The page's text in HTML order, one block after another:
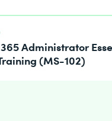
Administrator
(MS-102)